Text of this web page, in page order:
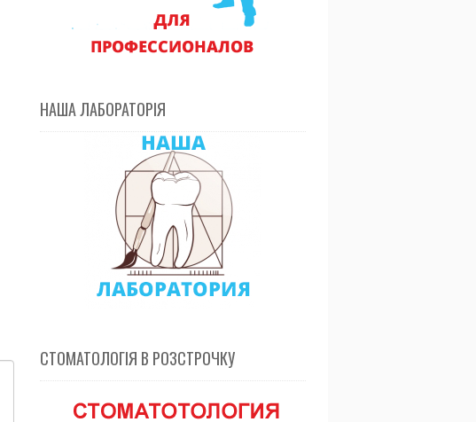
НАША ЛАБОРАТОРІЯ
СТОМАТОЛОГІЯ В РОЗСТРОЧКУ